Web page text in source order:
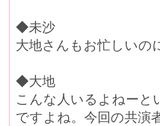
◆未沙
大地さんもお忙しいの
◆大地
こんな人いるよねーと
ですよね。今回の共演